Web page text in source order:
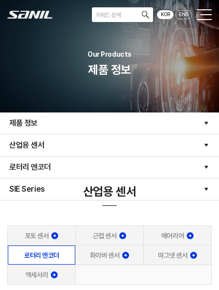
KOR ENG
Our Products
제품 정보
제품 정보
산업용 센서
로터리 엔코더
SIE Series 산업용 센서
포토 센서 근접 센서 에어리어
로터리 엔코더 화이버 센서 마그넷 센서
액세서리